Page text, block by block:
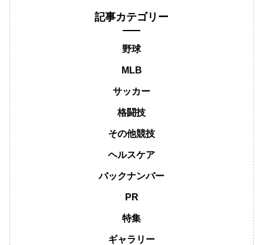
記事カテゴリー
野球
MLB
サッカー
格闘技
その他競技
ヘルスケア
バックナンバー
PR
特集
ギャラリー